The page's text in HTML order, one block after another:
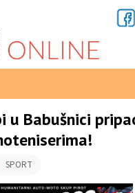
u Babušnici
SPORT